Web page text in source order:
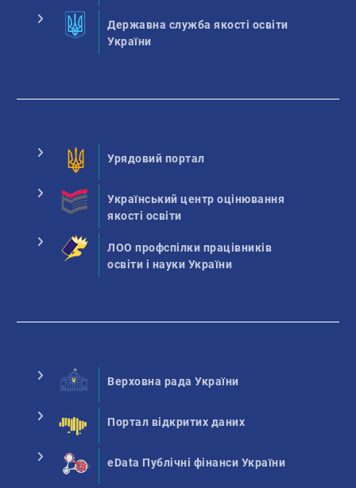
Державна служба якості освіти
України
Урядовий портал
Український центр оцінювання
якості освіти
ЛОО профспілки працівників
освіти і науки України
Верховна рада України
Портал відкритих даних
eData Публічні фінанси України